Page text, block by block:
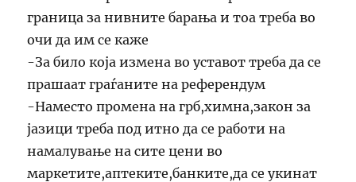
граница за нивните барања и тоа треба во
очи да им се каже
-За било која измена во уставот треба да се
прашаат граѓаните на референдум
-Наместо промена на грб,химна,закон за
јазици треба под итно да се работи на
намалување на сите цени во
маркетите,аптеките,банките,да се укинат